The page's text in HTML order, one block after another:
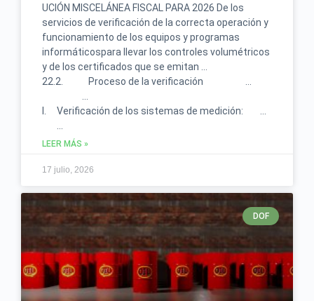
UCIÓN MISCELÁNEA FISCAL PARA 2026 De los
servicios de verificación de la correcta operación y
funcionamiento de los equipos y programas
informáticospara llevar los controles volumétricos
y de los certificados que se emitan …
22.2. Proceso de la verificación …
I. Verificación de los sistemas de medición: …
LEER MÁS »
17 julio, 2026
DOF